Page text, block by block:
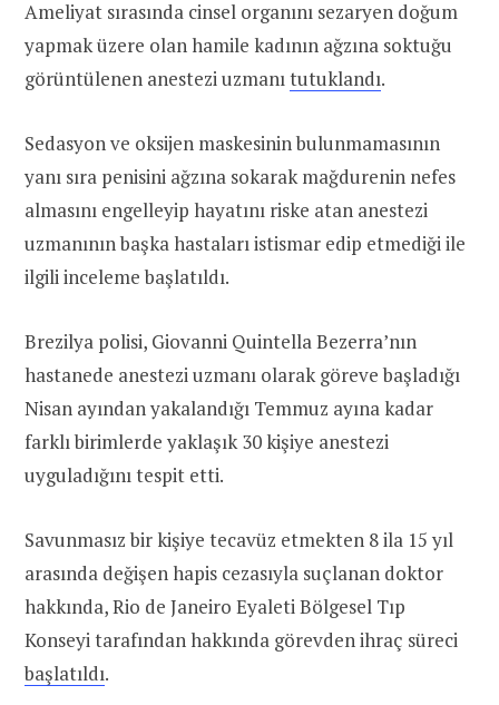
Ameliyat sırasında cinsel organını sezaryen doğum
yapmak üzere olan hamile kadının ağzına soktuğu
görüntülenen anestezi uzmanıtutuklandı.
Sedasyon ve oksijen maskesinin bulunmamasının
yanı sıra penisini ağzına sokarak mağdurenin nefes
almasını engelleyip hayatını riske atan anestezi
uzmanının başka hastaları istismar edip etmediği ile
ilgili inceleme başlatıldı.
Brezilya polisi, Giovanni Quintella Bezerra’nın
hastanede anestezi uzmanı olarak göreve başladığı
Nisan ayından yakalandığı Temmuz ayına kadar
farklı birimlerde yaklaşık 30 kişiye anestezi
uyguladığını tespit etti.
Savunmasız bir kişiye tecavüz etmekten 8 ila 15 yıl
arasında değişen hapis cezasıyla suçlanan doktor
hakkında, Rio de Janeiro Eyaleti Bölgesel Tıp
Konseyi tarafından hakkında görevden ihraç süreci
başlatıldı.